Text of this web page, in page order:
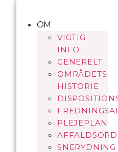
OM
VIGTIG
INFO
GENERELT
OMRÅDETS
HISTORIE
PLEJEPLAN
SNERYDNING